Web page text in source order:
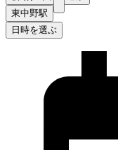
東中野駅
日時を選ぶ